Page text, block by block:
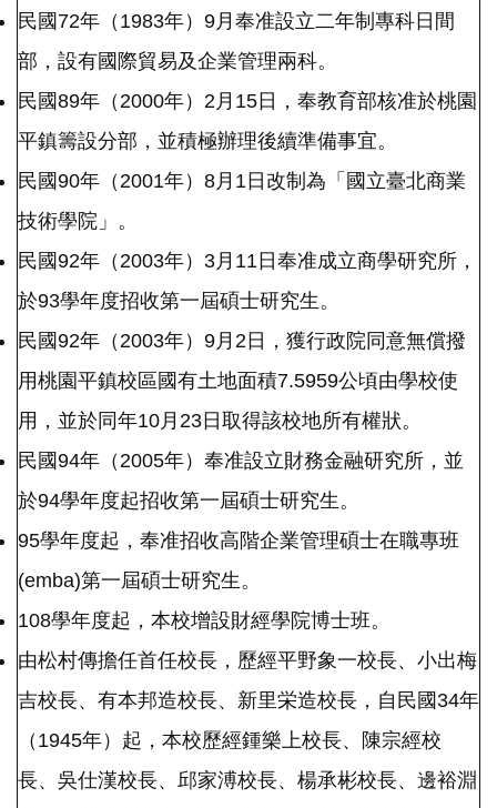
民國72年（1983年）9月奉准設立二年制專科日間
部，設有國際貿易及企業管理兩科。
民國89年（2000年）2月15日，奉教育部核准於桃園
平鎮籌設分部，並積極辦理後續準備事宜。
民國90年（2001年）8月1日改制為「國立臺北商業
技術學院」。
民國92年（2003年）3月11日奉准成立商學研究所，
於93學年度招收第一屆碩士研究生。
民國92年（2003年）9月2日，獲行政院同意無償撥
用桃園平鎮校區國有土地面積7.5959公頃由學校使
用，並於同年10月23日取得該校地所有權狀。
民國94年（2005年）奉准設立財務金融研究所，並
於94學年度起招收第一屆碩士研究生。
95學年度起，奉准招收高階企業管理碩士在職專班
(emba)第一屆碩士研究生。
108學年度起，本校增設財經學院博士班。
由松村傳擔任首任校長，歷經平野象一校長、小出梅
吉校長、有本邦造校長、新里栄造校長，自民國34年
（1945年）起，本校歷經鍾樂上校長、陳宗經校
長、吳仕漢校長、邱家溥校長、楊承彬校長、邊裕淵